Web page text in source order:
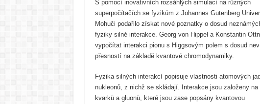
S pomocí inovativních rozsáhlých simulací na různých
superpočítačích se fyzikům z Johannes Gutenberg
Mohuči podařilo získat nové poznatky o dosud
fyziky silné interakce. Georg von Hippel a Konstantin
vypočítat interakci pionu s Higgsovým polem s dosud
přesností na základě kvantové chromodynamiky.
Fyzika silných interakcí popisuje vlastnosti atomových
nukleonů, z nichž se skládají. Interakce jsou založeny na
kvarků a gluonů, které jsou zase popsány kvantovou